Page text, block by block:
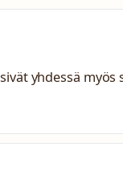
yhdessä myös